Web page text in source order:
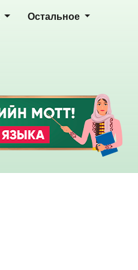
Остальное